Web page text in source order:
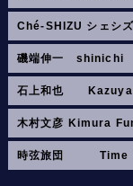
Ché-SHIZU シェシズ
磯端伸一 shinichi
石上和也 Kazuya
木村文彦 Kimura
時弦旅団 Time